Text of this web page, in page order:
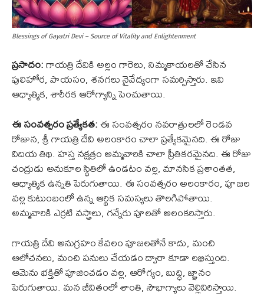
Blessings of Gayatri Devi – Source of Vitality and Enlightenment
ప్రసాదం:గాయత్రి దేవికి అల్లం గారెలు, నిమ్మకాయలతో చేసిన
పులిహోర, పాయసం, శనగలు నైవేద్యంగా సమర్పిస్తారు. ఇవి
ఆధ్యాత్మిక, శారీరక ఆరోగ్యాన్ని పెంచుతాయి.
ఈ సంవత్సరం ప్రత్యేకత:ఈ సంవత్సరం నవరాత్రులలో రెండవ
రోజున, శ్రీ గాయత్రి దేవి అలంకారం చాలా ప్రత్యేకమైనది. ఈ రోజు
విదియ తిథి. హస్త నక్షత్రం అమ్మవారికి చాలా ప్రీతికరమైనది. ఈ రోజు
చంద్రుడు అనుకూల స్థితిలో ఉండటం వల్ల, మానసిక ప్రశాంతత,
ఆధ్యాత్మిక ఉన్నతి పెరుగుతాయి. ఈ సంవత్సరం అలంకారం, పూజల
వల్ల కుటుంబంలో ఉన్న ఆర్థిక సమస్యలు తొలగిపోతాయి.
అమ్మవారికి ఎర్రటి వస్త్రాలు, గన్నేరు పూలతో అలంకరిస్తారు.
గాయత్రి దేవి అనుగ్రహం కేవలం పూజలతోనే కాదు, మంచి
ఆలోచనలు, మంచి పనులు చేయడం ద్వారా కూడా లభిస్తుంది.
ఆమెను భక్తితో పూజించడం వల్ల, ఆరోగ్యం, బుద్ధి, జ్ఞానం
పెరుగుతాయి. మన జీవితంలో శాంతి, సౌభాగ్యాలు వెల్లివిరిస్తాయి.